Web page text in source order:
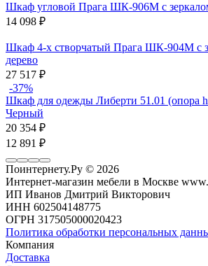
Шкаф угловой Прага ШК-906М с
14 098 ₽
Шкаф 4-х створчатый Прага ШК-904М с
дерево
27 517 ₽
-37%
Шкаф для одежды Либерти 51.01 (опора
Черный
20 354 ₽
12 891 ₽
Поинтернету.Ру © 2026
Интернет-магазин мебели в Москве
ИП Иванов Дмитрий Викторович
ИНН 602504148775
ОГРН 317505000020423
Политика обработки персональных
Компания
Доставка